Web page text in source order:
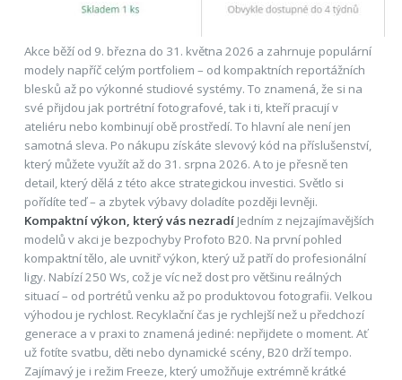
Akce běží od 9. března do 31. května 2026 a zahrnuje populární
modely napříč celým portfoliem – od kompaktních reportážních
blesků až po výkonné studiové systémy. To znamená, že si na
své přijdou jak portrétní fotografové, tak i ti, kteří pracují v
ateliéru nebo kombinují obě prostředí. To hlavní ale není jen
samotná sleva. Po nákupu získáte slevový kód na příslušenství,
který můžete využít až do 31. srpna 2026. A to je přesně ten
detail, který dělá z této akce strategickou investici. Světlo si
pořídíte teď – a zbytek výbavy doladíte později levněji.
Kompaktní výkon, který vás nezradíJedním z nejzajímavějších
modelů v akci je bezpochyby Profoto B20. Na první pohled
kompaktní tělo, ale uvnitř výkon, který už patří do profesionální
ligy. Nabízí 250 Ws, což je víc než dost pro většinu reálných
situací – od portrétů venku až po produktovou fotografii. Velkou
výhodou je rychlost. Recyklační čas je rychlejší než u předchozí
generace a v praxi to znamená jediné: nepřijdete o moment. Ať
už fotíte svatbu, děti nebo dynamické scény, B20 drží tempo.
Zajímavý je i režim Freeze, který umožňuje extrémně krátké